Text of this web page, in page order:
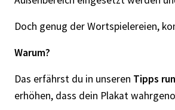
Doch genug der Wortspielereien,
Warum?
Das erfährst du in unseren Tipps
erhöhen, dass dein Plakat